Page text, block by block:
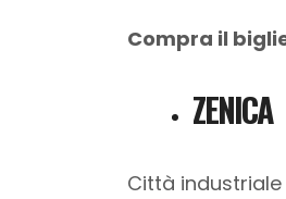
Compra il
ZENICA
Città